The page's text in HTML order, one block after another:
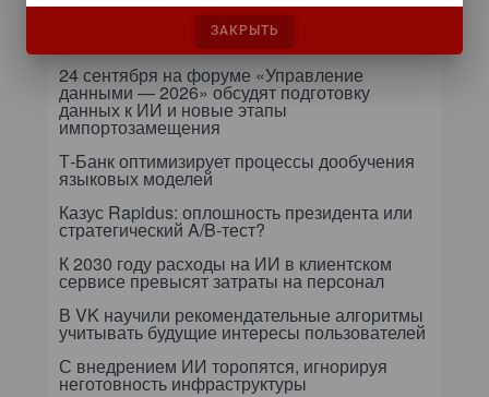
Самое читаемое
24 сентября на форуме «Управление
данными — 2026» обсудят подготовку
данных к ИИ и новые этапы
импортозамещения
Т-Банк оптимизирует процессы дообучения
языковых моделей
Казус Rapidus: оплошность президента или
стратегический A/B-тест?
К 2030 году расходы на ИИ в клиентском
сервисе превысят затраты на персонал
В VK научили рекомендательные алгоритмы
учитывать будущие интересы пользователей
С внедрением ИИ торопятся, игнорируя
неготовность инфраструктуры
ЗАКРЫТЬ